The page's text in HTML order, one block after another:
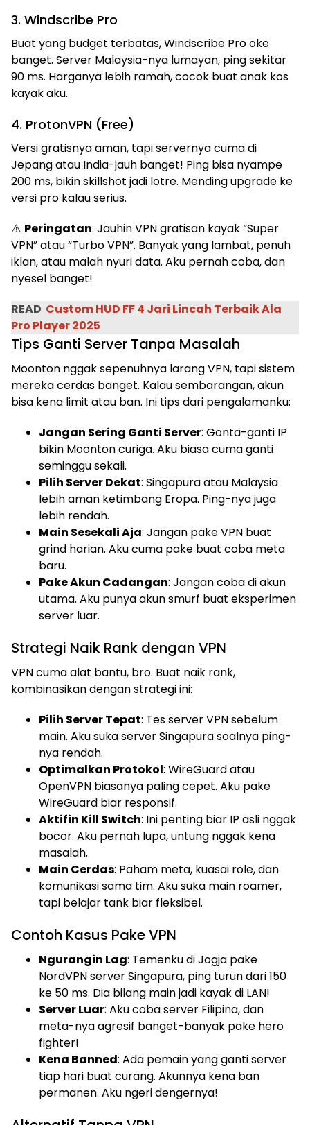
3. Windscribe Pro
Buat yang budget terbatas, Windscribe Pro oke
banget. Server Malaysia-nya lumayan, ping sekitar
90 ms. Harganya lebih ramah, cocok buat anak kos
kayak aku.
4. ProtonVPN (Free)
Versi gratisnya aman, tapi servernya cuma di
Jepang atau India-jauh banget! Ping bisa nyampe
200 ms, bikin skillshot jadi lotre. Mending upgrade ke
versi pro kalau serius.
⚠️ Peringatan: Jauhin VPN gratisan kayak “Super
VPN” atau “Turbo VPN”. Banyak yang lambat, penuh
iklan, atau malah nyuri data. Aku pernah coba, dan
nyesel banget!
READ Custom HUD FF 4 Jari Lincah Terbaik Ala
Pro Player 2025
Tips Ganti Server Tanpa Masalah
Moonton nggak sepenuhnya larang VPN, tapi sistem
mereka cerdas banget. Kalau sembarangan, akun
bisa kena limit atau ban. Ini tips dari pengalamanku:
Jangan Sering Ganti Server: Gonta-ganti IP
bikin Moonton curiga. Aku biasa cuma ganti
seminggu sekali.
Pilih Server Dekat: Singapura atau Malaysia
lebih aman ketimbang Eropa. Ping-nya juga
lebih rendah.
Main Sesekali Aja: Jangan pake VPN buat
grind harian. Aku cuma pake buat coba meta
baru.
Pake Akun Cadangan: Jangan coba di akun
utama. Aku punya akun smurf buat eksperimen
server luar.
Strategi Naik Rank dengan VPN
VPN cuma alat bantu, bro. Buat naik rank,
kombinasikan dengan strategi ini:
Pilih Server Tepat: Tes server VPN sebelum
main. Aku suka server Singapura soalnya ping-
nya rendah.
Optimalkan Protokol: WireGuard atau
OpenVPN biasanya paling cepet. Aku pake
WireGuard biar responsif.
Aktifin Kill Switch: Ini penting biar IP asli nggak
bocor. Aku pernah lupa, untung nggak kena
masalah.
Main Cerdas: Paham meta, kuasai role, dan
komunikasi sama tim. Aku suka main roamer,
tapi belajar tank biar fleksibel.
Contoh Kasus Pake VPN
Ngurangin Lag: Temenku di Jogja pake
NordVPN server Singapura, ping turun dari 150
ke 50 ms. Dia bilang main jadi kayak di LAN!
Server Luar: Aku coba server Filipina, dan
meta-nya agresif banget-banyak pake hero
fighter!
Kena Banned: Ada pemain yang ganti server
tiap hari buat curang. Akunnya kena ban
permanen. Aku ngeri dengernya!